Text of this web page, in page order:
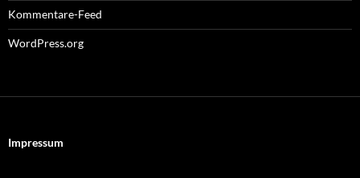
Kommentare-Feed
WordPress.org
Impressum